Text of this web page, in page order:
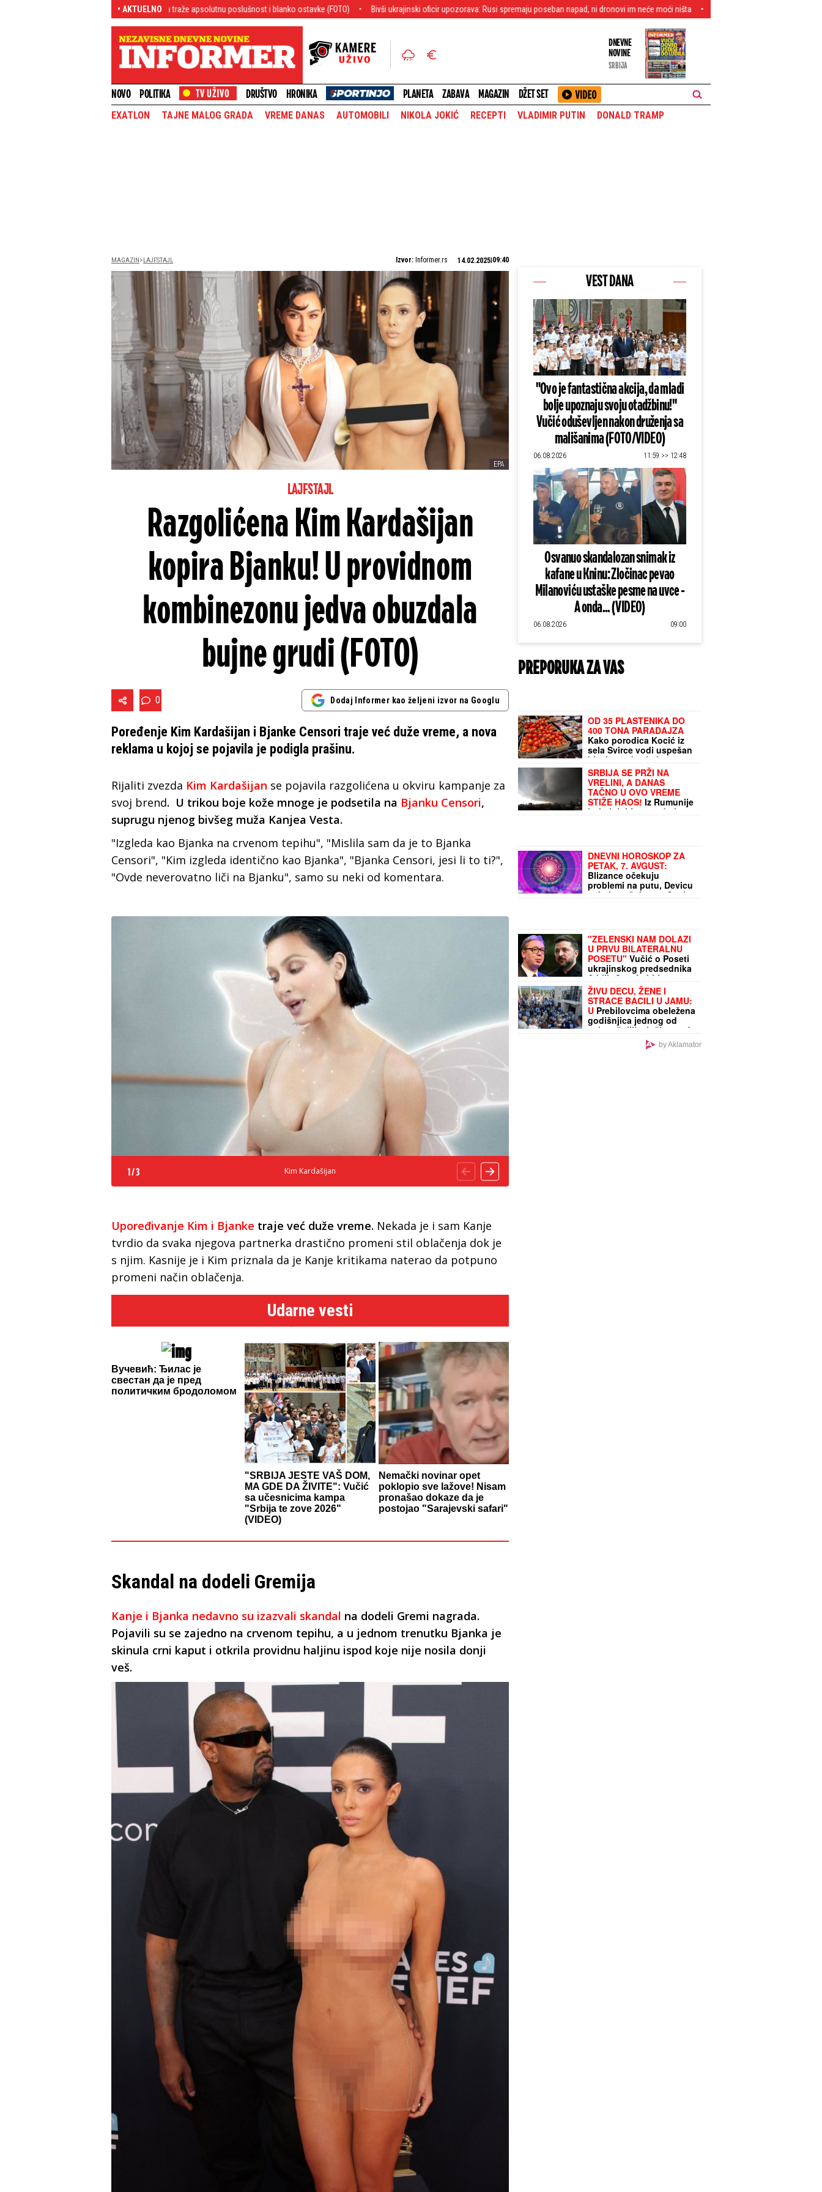
• AKTUELNO
blokadera: Od kandidata traže apsolutnu poslušnost i blanko ostavke (FOTO) Bivši ukrajinski oficir upozorava: Rusi spremaju poseban napad, ni dronovi im neće moći ništa Devojčicu doveli na Ostrog da umre, a onda se desilo
DNEVNE
NOVINE
SRBIJA
NOVO POLITIKA DRUŠTVO HRONIKA PLANETA ZABAVA MAGAZIN DŽET SET
EXATLON TAJNE MALOG GRADA VREME DANAS AUTOMOBILI NIKOLA JOKIĆ RECEPTI VLADIMIR PUTIN DONALD TRAMP
MAGAZIN LAJFSTAJL Izvor: Informer.rs 14.02.2025 09:40
EPA
LAJFSTAJL
Razgolićena Kim Kardašijan
kopira Bjanku! U providnom
kombinezonu jedva obuzdala
bujne grudi (FOTO)
0 Dodaj Informer kao željeni izvor na Googlu
Poređenje Kim Kardašijan i Bjanke Censori traje već duže vreme, a nova
reklama u kojoj se pojavila je podigla prašinu.
Rijaliti zvezda Kim Kardašijan se pojavila razgolićena u okviru kampanje za
svoj brend. U trikou boje kože mnoge je podsetila na Bjanku Censori,
suprugu njenog bivšeg muža Kanjea Vesta.
"Izgleda kao Bjanka na crvenom tepihu", "Mislila sam da je to Bjanka
Censori", "Kim izgleda identično kao Bjanka", "Bjanka Censori, jesi li to ti?",
"Ovde neverovatno liči na Bjanku", samo su neki od komentara.
Kim Kardašijan
1 /3
Upoređivanje Kim i Bjanke traje već duže vreme. Nekada je i sam Kanje
tvrdio da svaka njegova partnerka drastično promeni stil oblačenja dok je
s njim. Kasnije je i Kim priznala da je Kanje kritikama naterao da potpuno
promeni način oblačenja.
Udarne vesti
Вучевић: Ђилас је
свестан да је пред
политичким бродоломом
"SRBIJA JESTE VAŠ DOM,
MA GDE DA ŽIVITE": Vučić
sa učesnicima kampa
"Srbija te zove 2026"
(VIDEO)
Nemački novinar opet
poklopio sve lažove! Nisam
pronašao dokaze da je
postojao "Sarajevski safari"
Skandal na dodeli Gremija
Kanje i Bjanka nedavno su izazvali skandal na dodeli Gremi nagrada.
Pojavili su se zajedno na crvenom tepihu, a u jednom trenutku Bjanka je
skinula crni kaput i otkrila providnu haljinu ispod koje nije nosila donji
veš.
VEST DANA
"Ovo je fantastična akcija, da mladi
bolje upoznaju svoju otadžbinu!"
Vučić oduševljen nakon druženja sa
mališanima (FOTO/VIDEO)
06.08.2026 11:59 >> 12:48
Osvanuo skandalozan snimak iz
kafane u Kninu: Zločinac pevao
Milanoviću ustaške pesme na uvce -
A onda... (VIDEO)
06.08.2026 09:00
PREPORUKA ZA VAS
OD 35 PLASTENIKA DO
400 TONA PARADAJZA
Kako porodica Kocić iz
sela Svirce vodi uspešan
biznis na dva hektara
zemlje
SRBIJA SE PRŽI NA
VRELINI, A DANAS
TAČNO U OVO VREME
STIŽE HAOS! Iz Rumunije
juri olujni front, udari
DNEVNI HOROSKOP ZA
PETAK, 7. AVGUST:
Blizance očekuju
problemi na putu, Devicu
sukob sa šefom, a Strelca
"ZELENSKI NAM DOLAZI
U PRVU BILATERALNU
POSETU" Vučić o Poseti
ukrajinskog predsednika
Srbiji: Ovo će biti sve
teme razgovora (VIDEO)
ŽIVU DECU, ŽENE I
STRACE BACILI U JAMU:
U Prebilovcima obeležena
godišnjica jednog od
najstrašnijih zločina nad
by Aklamator